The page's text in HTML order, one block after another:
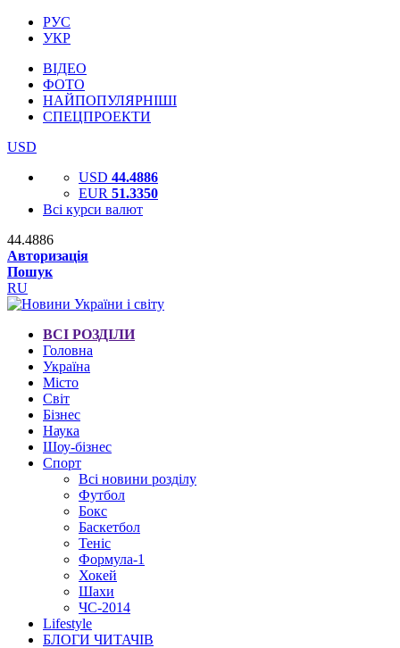
РУС
УКР
ВІДЕО
ФОТО
НАЙПОПУЛЯРНІШІ
СПЕЦПРОЕКТИ
USD
USD 44.4886
EUR 51.3350
Всі курси валют
44.4886
Авторизація
Пошук
RU
ВСІ РОЗДІЛИ
Головна
Україна
Місто
Світ
Бізнес
Наука
Шоу-бізнес
Спорт
Всі новини розділу
Футбол
Бокс
Баскетбол
Теніс
Формула-1
Хокей
Шахи
ЧС-2014
Lifestyle
БЛОГИ ЧИТАЧІВ